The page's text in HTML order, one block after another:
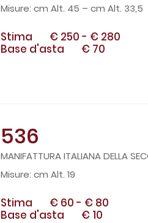
cm Alt. 45 – cm Alt. 33,5
Stima € 250 - € 280
Base d'asta
€ 70
536
MANIFATTURA ITALIANA DELLA
cm Alt. 19
Stima € 60 - € 80
Base d'asta
€ 10